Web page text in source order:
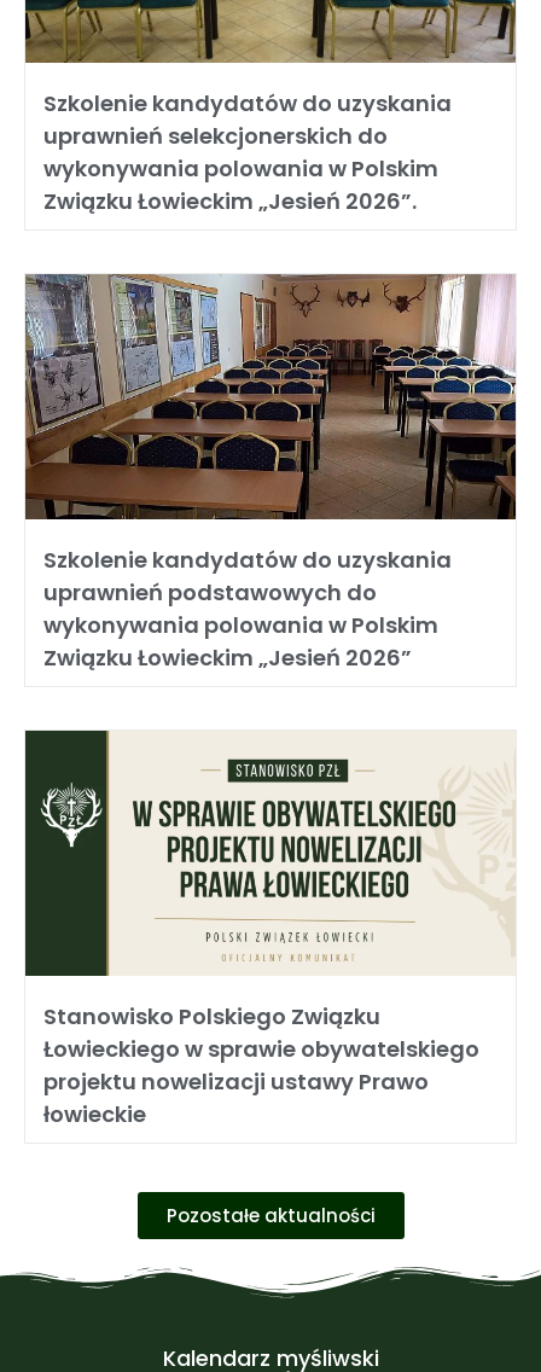
Szkolenie kandydatów do uzyskania
uprawnień selekcjonerskich do
wykonywania polowania w Polskim
Związku Łowieckim „Jesień 2026”.
Szkolenie kandydatów do uzyskania
uprawnień podstawowych do
wykonywania polowania w Polskim
Związku Łowieckim „Jesień 2026”
Stanowisko Polskiego Związku
Łowieckiego w sprawie obywatelskiego
projektu nowelizacji ustawy Prawo
łowieckie
Pozostałe aktualności
Kalendarz myśliwski